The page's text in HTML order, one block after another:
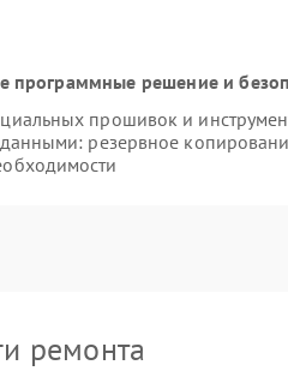
программные решение и
прошивок и
резервное
ремонта